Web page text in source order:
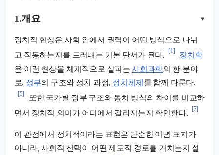
1.개요 ▾
정치적 현상은 사회 안에서 권력이 어떤 방식으로 나뉘
고 작동하는지를 드러내는 기본 단서가 된다.
[1]
정치학
은 이런 현상을 체계적으로 살피는 사회과학의 한 분야
로, 정부의 구조와 정치 과정, 정치체제 를 함께 다룬다.
[5]
또한 국가별 정부 구조와 통치 방식의 차이를 비교하
면서 정치적 의미가 어디에서 갈라지는지 확인한다.
[7]
이 관점에서 정치적이라는 표현은 단순한 이념 표지가
아니라, 사회적 선택이 어떤 제도적 경로를 거치는지 설